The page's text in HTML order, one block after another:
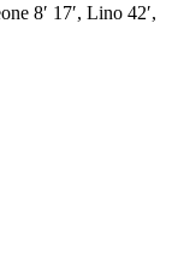
8′ 17′, Lino 42′,